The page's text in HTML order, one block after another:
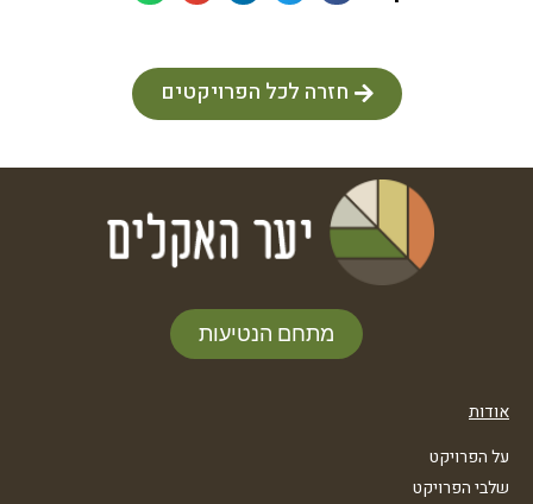
חזרה לכל הפרויקטים
מתחם הנטיעות
אודות
על הפרויקט
שלבי הפרויקט